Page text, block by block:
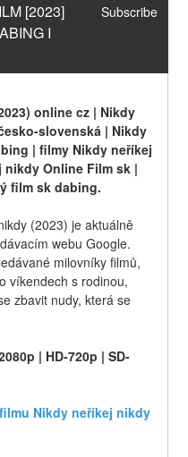
[2023]
I
Subscribe
online cz | Nikdy
slovenská | Nikdy
| filmy Nikdy neříkej
Online Film sk |
film sk dabing.
(2023) je aktuálně
webu Google.
milovníky filmů,
víkendech s rodinou,
zbavit nudy, která se
| HD-720p | SD-
Nikdy neříkej nikdy